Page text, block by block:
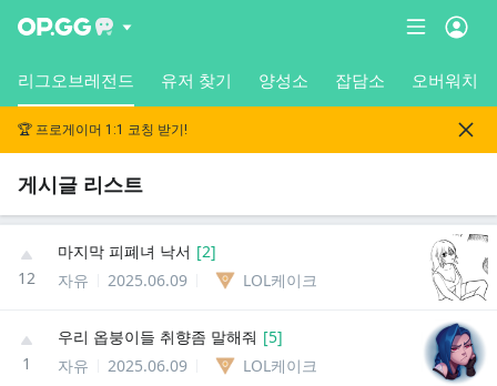
리그오브레전드 유저 찾기 양성소 잡담소 오버워치
🏆 프로게이머 1:1 코칭 받기!
게시글 리스트
12
마지막 피폐녀 낙서 [2]
자유
2025.06.09 LOL케이크
1
우리 옵붕이들 취향좀 말해줘 [5]
자유
2025.06.09 LOL케이크